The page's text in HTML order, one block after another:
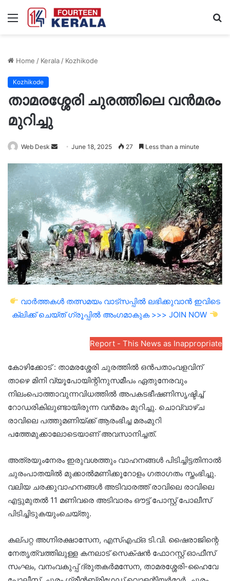
Menu
Home / Kerala/ Kozhikode
Kozhikode
താമരശ്ശേരി ചുരത്തിലെ വൻമരം
മുറിച്ചു
Web Desk
SendJune 18, 2025 27 Less than a minute
വാർത്തകൾ തത്സമയം വാട്സപ്പിൽ ലഭിക്കുവാൻ ഇവിടെ
ക്ലിക്ക് ചെയ്ത് ഗ്രൂപ്പിൽ അംഗമാകുക >>> JOIN NOW
Report - This News as Inappropriate
കോഴിക്കോട് : താമരശ്ശേരി ചുരത്തിൽ ഒൻപതാംവളവിന്
താഴെ മിനി വ്യൂപോയിന്റിനുസമീപം ഏതുനേരവും
നിലംപൊത്താവുന്നവിധത്തിൽ അപകടഭീഷണിസൃഷ്ടിച്ച്
റോഡരികിലുണ്ടായിരുന്ന വൻമരം മുറിച്ചു. ചൊവ്വാഴ്ച
രാവിലെ പത്തുമണിയ്ക്ക് ആരംഭിച്ച മരംമുറി
പത്തേമുക്കാലോടെയാണ് അവസാനിച്ചത്.
അത്രയുംനേരം ഇരുവശത്തും വാഹനങ്ങൾ പിടിച്ചിട്ടതിനാൽ
ചുരംപാതയിൽ മുക്കാൽമണിക്കൂറോളം ഗതാഗതം സ്തംഭിച്ചു.
വലിയ ചരക്കുവാഹനങ്ങൾ അടിവാരത്ത് രാവിലെ രാവിലെ
എട്ടുമുതൽ 11 മണിവരെ അടിവാരം ഔട്ട് പോസ്റ്റ് പോലീസ്
പിടിച്ചിടുകയുംചെയ്തു.
കല്പറ്റ അഗ്നിരക്ഷാസേന, എസ്എഫ്ഒ ടി.വി. ഷൈരാജിന്റെ
നേതൃത്വത്തിലുള്ള കനലാട് സെക്‌ഷൻ ഫോറസ്റ്റ് ഓഫീസ്
സംഘം, വനംവകുപ്പ് ദ്രുതകർമസേന, താമരശ്ശേരി-ഹൈവേ